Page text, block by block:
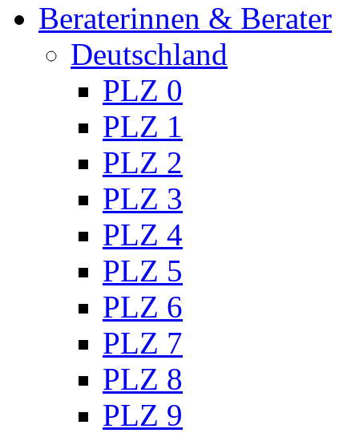
Beraterinnen & Berater
Deutschland
PLZ 0
PLZ 1
PLZ 2
PLZ 3
PLZ 4
PLZ 5
PLZ 6
PLZ 7
PLZ 8
PLZ 9